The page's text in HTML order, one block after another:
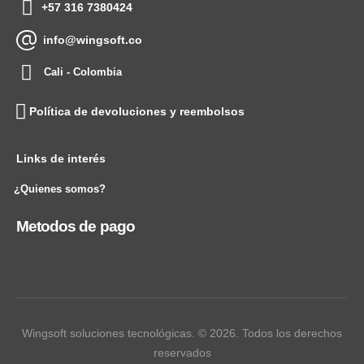
+57 316 7380424
info@wingsoft.co
Cali - Colombia
Política de devoluciones y reembolsos
Links de interés
¿Quienes somos?
Metodos de pago
Wingsoft soluciones tecnológicas. © 2026. Todos los derechos
reservados